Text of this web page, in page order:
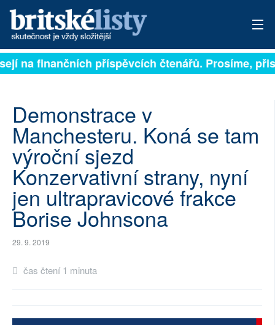
PŘIHLÁSIT
ARCHIV
ROZHOVORY
TÉMATA
NEJČTENĚJŠÍ ZA 7 DNÍ
RUBRIKY
na finančních příspěvcích čtenářů. Prosíme,
Demonstrace v
Manchesteru. Koná se tam
výroční sjezd
Konzervativní strany, nyní
jen ultrapravicové frakce
Borise Johnsona
29. 9. 2019
čas čtení 1 minuta